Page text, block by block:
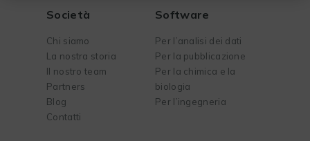
Società
Chi siamo
La nostra storia
Il nostro team
Partners
Blog
Contatti
Software
Per l’analisi dei dati
Per la pubblicazione
Per la chimica e la
biologia
Per l’ingegneria